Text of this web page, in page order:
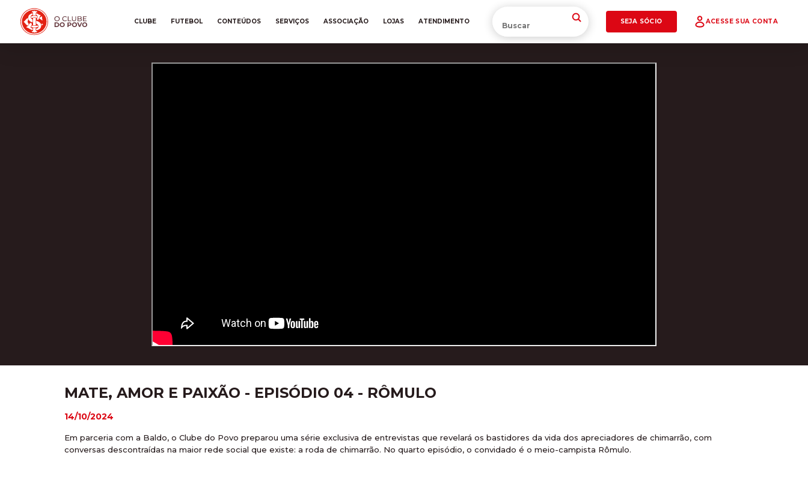
CLUBE FUTEBOL CONTEÚDOS SERVIÇOS ASSOCIAÇÃO LOJAS ATENDIMENTO SEJA SÓCIO ACESSE SUA CONTA
MATE, AMOR E PAIXÃO - EPISÓDIO 04 - RÔMULO
14/10/2024
Em parceria com a Baldo, o Clube do Povo preparou uma série exclusiva de entrevistas que revelará os bastidores da vida dos apreciadores de chimarrão, com
conversas descontraídas na maior rede social que existe: a roda de chimarrão. No quarto episódio, o convidado é o meio-campista Rômulo.